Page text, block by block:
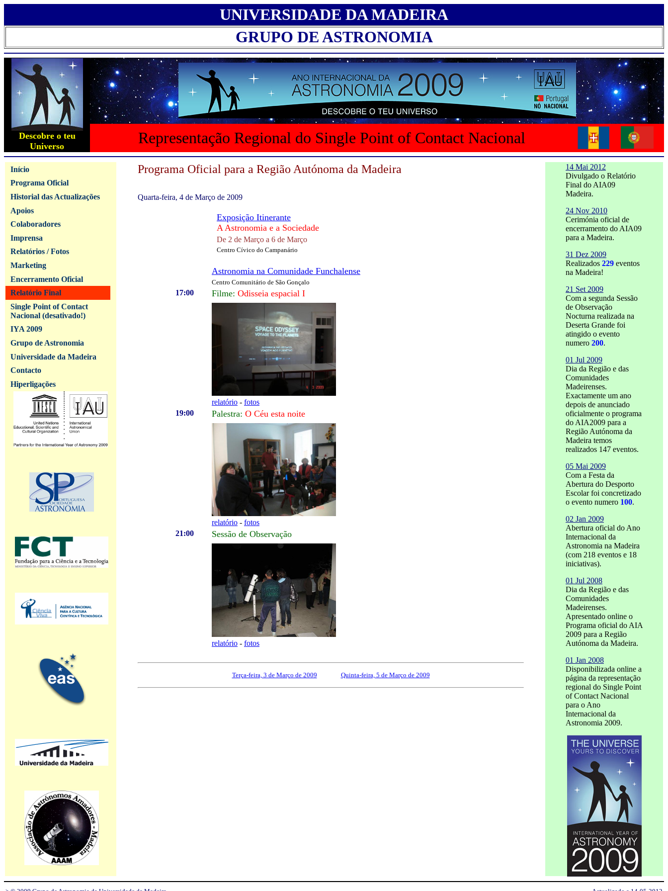
UNIVERSIDADE DA MADEIRA
GRUPO DE ASTRONOMIA
Descobre o teu
Universo
Representação Regional do Single Point of Contact Nacional
Início
Programa Oficial
Historial das Actualizações
Apoios
Colaboradores
Imprensa
Relatórios / Fotos
Marketing
Encerramento Oficial
Relatório Final
Single Point of Contact
Nacional (desativado!)
IYA 2009
Grupo de Astronomia
Universidade da Madeira
Contacto
Hiperligações
Programa Oficial para a Região Autónoma da Madeira
Quarta-feira, 4 de Março de 2009
Exposição Itinerante
A Astronomia e a Sociedade
De 2 de Março a 6 de Março
Centro Cívico do Campanário
Astronomia na Comunidade Funchalense
Centro Comunitário de São Gonçalo
17:00 Filme: Odisseia espacial I
relatório - fotos
19:00
Palestra: O Céu esta noite
relatório - fotos
21:00
Sessão de Observação
relatório - fotos
Terça-feira, 3 de Março de 2009 Quinta-feira, 5 de Março de 2009
14 Mai 2012
Divulgado o Relatório
Final do AIA09
Madeira.
24 Nov 2010
Cerimónia oficial de
encerramento do AIA09
para a Madeira.
31 Dez 2009
Realizados 229 eventos
na Madeira!
21 Set 2009
Com a segunda Sessão
de Observação
Nocturna realizada na
Deserta Grande foi
atingido o evento
numero 200.
01 Jul 2009
Dia da Região e das
Comunidades
Madeirenses.
Exactamente um ano
depois de anunciado
oficialmente o programa
do AIA2009 para a
Região Autónoma da
Madeira temos
realizados 147 eventos.
05 Mai 2009
Com a Festa da
Abertura do Desporto
Escolar foi concretizado
o evento numero 100.
02 Jan 2009
Abertura oficial do Ano
Internacional da
Astronomia na Madeira
(com 218 eventos e 18
iniciativas).
01 Jul 2008
Dia da Região e das
Comunidades
Madeirenses.
Apresentado online o
Programa oficial do AIA
2009 para a Região
Autónoma da Madeira.
01 Jan 2008
Disponibilizada online a
página da representação
regional do Single Point
of Contact Nacional
para o Ano
Internacional da
Astronomia 2009.